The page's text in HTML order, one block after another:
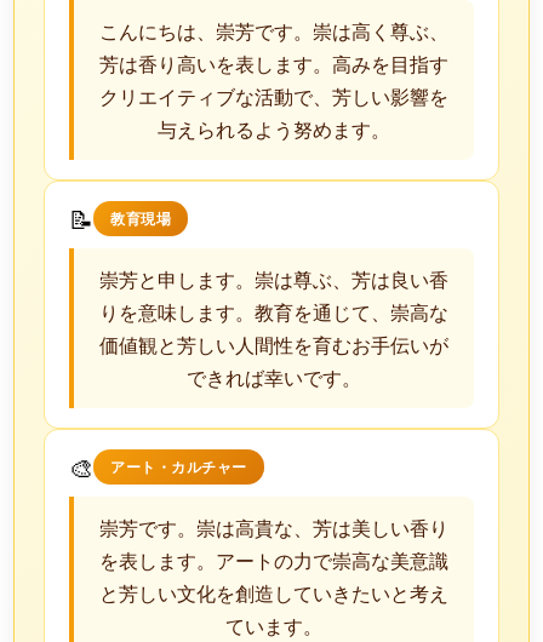
こんにちは、崇芳です。崇は高く尊ぶ、
芳は香り高いを表します。高みを目指す
クリエイティブな活動で、芳しい影響を
与えられるよう努めます。
📝 教育現場
崇芳と申します。崇は尊ぶ、芳は良い香
りを意味します。教育を通じて、崇高な
価値観と芳しい人間性を育むお手伝いが
できれば幸いです。
🎨 アート・カルチャー
崇芳です。崇は高貴な、芳は美しい香り
を表します。アートの力で崇高な美意識
と芳しい文化を創造していきたいと考え
ています。